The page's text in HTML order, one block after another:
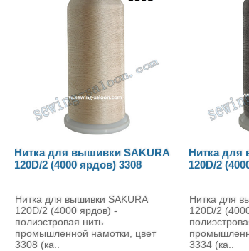
Нитка для вышивки SAKURA
120D/2 (4000 ярдов) 3308
Нитка для вышивки SAKURA
120D/2 (4000 ярдов) -
полиэстровая нить
промышленной намотки, цвет
3308 (ка..
Нитка для
120D/2 (4000
Нитка для
120D/2 (4000
полиэстровая
промышленной
3334 (ка..